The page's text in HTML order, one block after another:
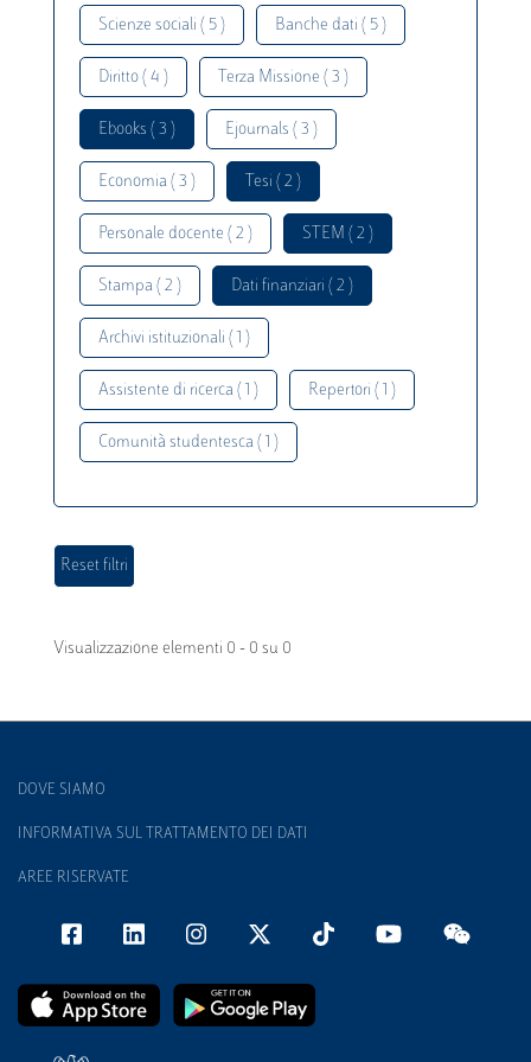
Scienze sociali ( 5 ) Banche dati ( 5 )
Diritto ( 4 ) Terza Missione ( 3 )
Ebooks ( 3 ) Ejournals ( 3 )
Economia ( 3 ) Tesi ( 2 )
Personale docente ( 2 ) STEM ( 2 )
Stampa ( 2 ) Dati finanziari ( 2 )
Archivi istituzionali ( 1 )
Assistente di ricerca ( 1 ) Repertori ( 1 )
Comunità studentesca ( 1 )
Visualizzazione elementi 0 - 0 su 0
DOVE SIAMO
INFORMATIVA SUL TRATTAMENTO DEI DATI
AREE RISERVATE